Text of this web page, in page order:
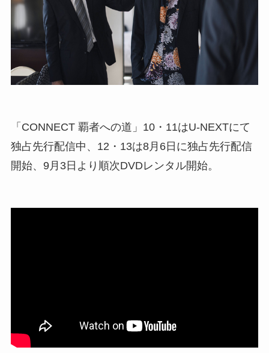
「CONNECT 覇者への道」10・11はU-NEXTにて
独占先行配信中、12・13は8月6日に独占先行配信
開始、9月3日より順次DVDレンタル開始。